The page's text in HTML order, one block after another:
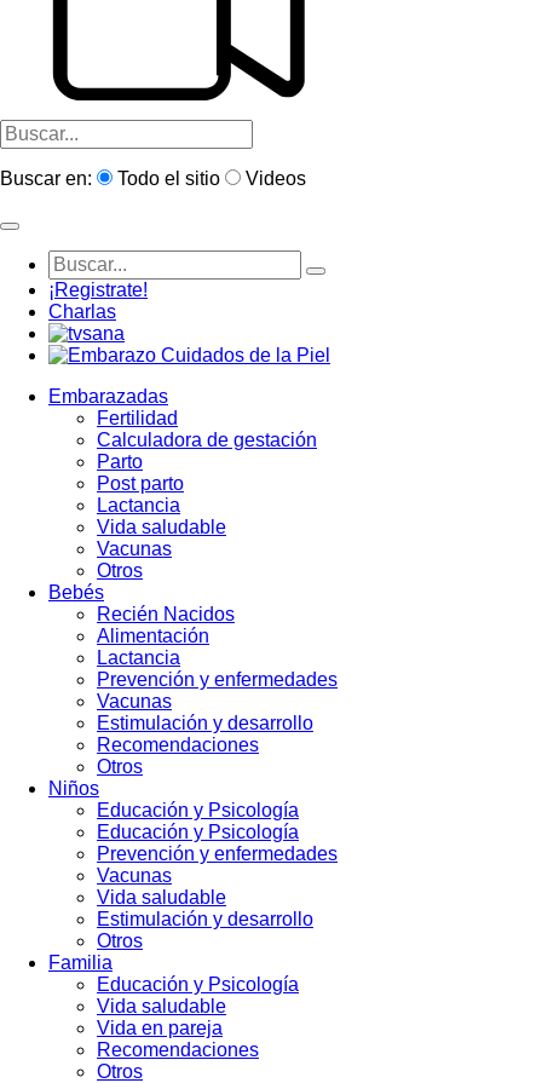
Buscar en: Todo el sitio Videos
¡Registrate!
Charlas
Embarazadas
Fertilidad
Calculadora de gestación
Parto
Post parto
Lactancia
Vida saludable
Vacunas
Otros
Bebés
Recién Nacidos
Alimentación
Lactancia
Prevención y enfermedades
Vacunas
Estimulación y desarrollo
Recomendaciones
Otros
Niños
Educación y Psicología
Educación y Psicología
Prevención y enfermedades
Vacunas
Vida saludable
Estimulación y desarrollo
Otros
Familia
Educación y Psicología
Vida saludable
Vida en pareja
Recomendaciones
Otros